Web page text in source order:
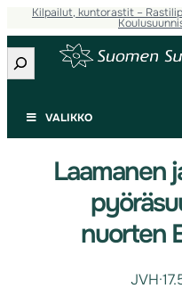
Kilpailut, kuntorastit –
Etsi
VALIKKO
Laamanen
nuorten
JVH·